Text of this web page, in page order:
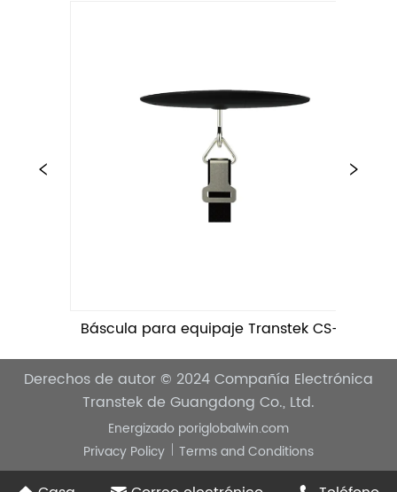
Báscula para equipaje Transtek CS-1843
Derechos de autor © 2024Compañía Electrónica
Transtek de Guangdong Co., Ltd.
Energizado poriglobalwin.com
Privacy Policy
Terms and Conditions